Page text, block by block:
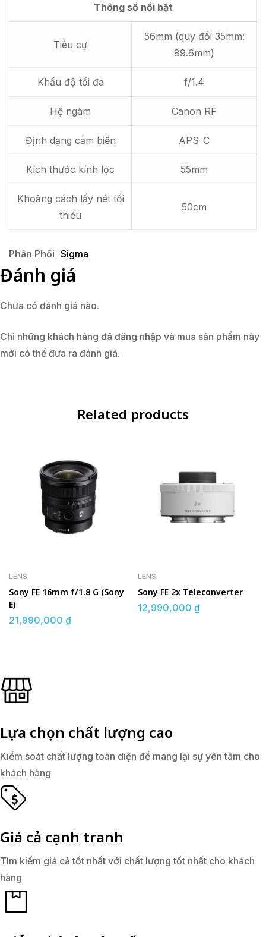
Thông số nổi bật
Tiêu cự
56mm (quy đổi 35mm:
89.6mm)
Khẩu độ tối đa f/1.4
Hệ ngàm Canon RF
Định dạng cảm biến APS-C
Kích thước kính lọc 55mm
Khoảng cách lấy nét tối
thiểu
50cm
Phân Phối Sigma
Đánh giá
Chưa có đánh giá nào.
Chỉ những khách hàng đã đăng nhập và mua sản phẩm này
mới có thể đưa ra đánh giá.
Related products
LENS
Sony FE 16mm f/1.8 G (Sony
E)
21,990,000 ₫
LENS
Sony FE 2x Teleconverter
12,990,000 ₫
Lựa chọn chất lượng cao
Kiểm soát chất lượng toàn diện để mang lại sự yên tâm cho
khách hàng
Giá cả cạnh tranh
Tìm kiếm giá cả tốt nhất với chất lượng tốt nhất cho khách
hàng